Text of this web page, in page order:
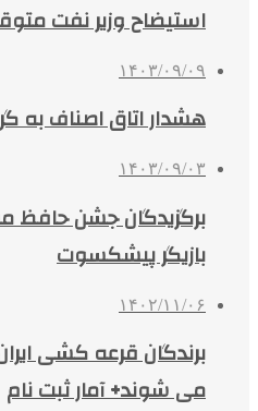
استیضاح وزیر نفت
۱۴۰۳/۰۹/۰۹
هشدار اتاق اصناف به
۱۴۰۳/۰۹/۰۳
برگزیدگان جشن حافظ
بازیگر پیشکسوت
۱۴۰۲/۱۱/۰۶
برندگان قرعه کشی
می شوند+ آمار ثبت‌ نام